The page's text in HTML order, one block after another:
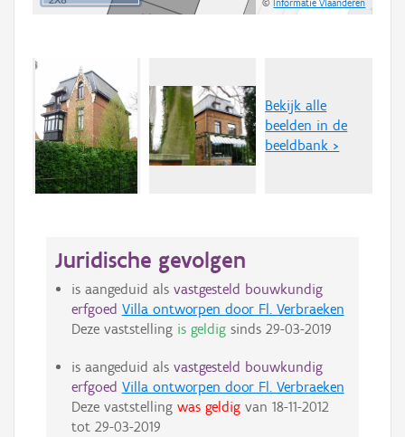
©Informatie Vlaanderen
Bekijk alle
beelden in de
beeldbank >
Juridische gevolgen
is aangeduid als vastgesteld bouwkundig
erfgoed Villa ontworpen door Fl. Verbraeken
Deze vaststelling is geldigsinds 29-03-2019
is aangeduid als vastgesteld bouwkundig
erfgoed Villa ontworpen door Fl. Verbraeken
Deze vaststelling was geldigvan 18-11-2012
tot 29-03-2019